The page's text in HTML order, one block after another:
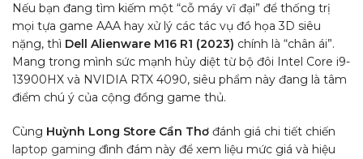
Nếu bạn đang tìm kiếm một “cỗ máy vĩ đại” để thống trị
mọi tựa game AAA hay xử lý các tác vụ đồ họa 3D siêu
nặng, thì Dell Alienware M16 R1 (2023) chính là “chân ái”.
Mang trong mình sức mạnh hủy diệt từ bộ đôi Intel Core i9-
13900HX và NVIDIA RTX 4090, siêu phẩm này đang là tâm
điểm chú ý của cộng đồng game thủ.
Cùng Huỳnh Long Store Cần Thơ đánh giá chi tiết chiến
laptop gaming đình đám này để xem liệu mức giá và hiệu